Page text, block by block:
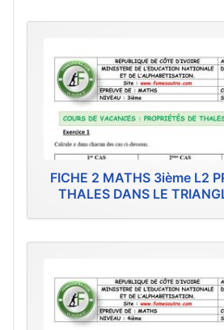
FICHE 2 MATHS 3ième L2
THALES DANS LE